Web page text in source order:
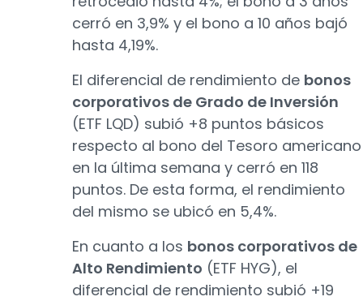
cerró en 3,9% y el bono a 10 años bajó
hasta 4,19%.
El diferencial de rendimiento de bonos
corporativos de Grado de Inversión
(ETF LQD) subió +8 puntos básicos
respecto al bono del Tesoro americano
en la última semana y cerró en 118
puntos. De esta forma, el rendimiento
del mismo se ubicó en 5,4%.
En cuanto a los bonos corporativos de
Alto Rendimiento (ETF HYG), el
diferencial de rendimiento subió +19